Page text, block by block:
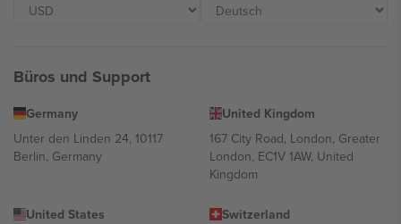
Büros und Support
Germany
Unter den Linden 24, 10117
Berlin, Germany
United Kingdom
167 City Road, London, Greater
London, EC1V 1AW, United
Kingdom
United States
Switzerland